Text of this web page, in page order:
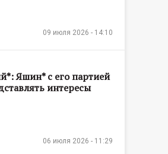
09 июля 2026 - 14:10
Яшин* с его партией
интересы
06 июля 2026 - 11:29